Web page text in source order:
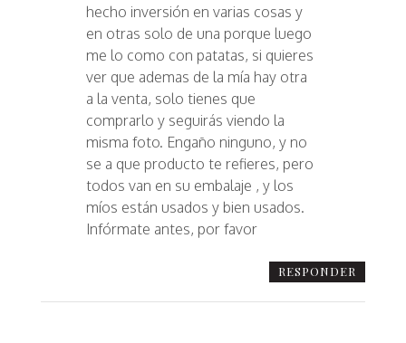
hecho inversión en varias cosas y
en otras solo de una porque luego
me lo como con patatas, si quieres
ver que ademas de la mía hay otra
a la venta, solo tienes que
comprarlo y seguirás viendo la
misma foto. Engaño ninguno, y no
se a que producto te refieres, pero
todos van en su embalaje , y los
míos están usados y bien usados.
Infórmate antes, por favor
RESPONDER